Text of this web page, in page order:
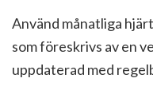
Använd månatliga
som föreskrivs av en
uppdaterad med